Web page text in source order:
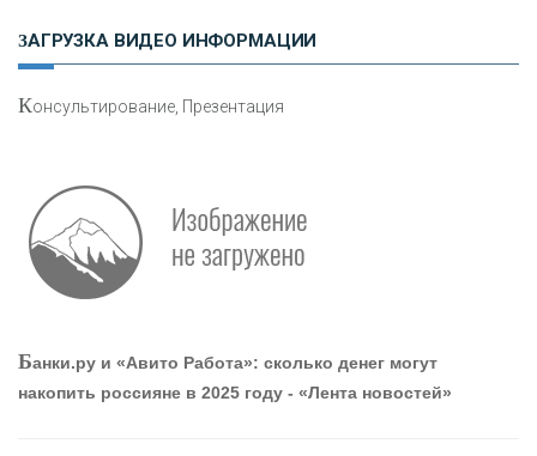
«ЗАПСИБКОМБАНК»
«РОСЕВРОБАНК»
«ПРЕСС-СЛУЖБА ВТБ24»
«АВТОГРАДБАНК»
ОНАС
ЗАГРУЗКА ВИДЕО ИНФОРМАЦИИ
Консультирование, Презентация
Банки.ру и «Авито Работа»: сколько денег могут
накопить россияне в 2025 году - «Лента новостей»